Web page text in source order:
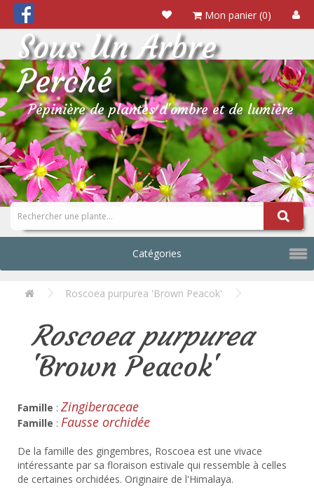
Mon panier (0)
Sous Un Arbre
Perché
Pépinière de plantes d'ombre et de lumière
Catégories
Roscoea purpurea 'Brown Peacok'
Roscoea purpurea
'Brown Peacok'
Famille : Zingiberaceae
Famille : Fausse orchidée
De la famille des gingembres, Roscoea est une vivace
intéressante par sa floraison estivale qui ressemble à celles
de certaines orchidées. Originaire de l'Himalaya.